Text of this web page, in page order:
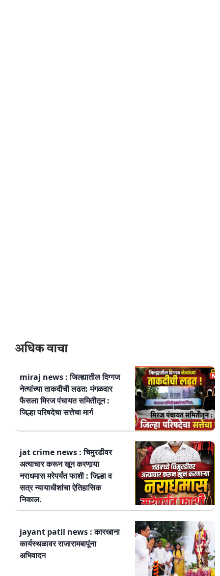
अधिक वाचा
miraj news : जिल्ह्यातील दिग्गज
नेत्यांच्या ताकदीची लढत: मंगळवार
फैसला मिरज पंचायत समितीतून :
जिल्हा परिषदेचा सत्तेचा मार्ग
jat crime news : चिमुरडीवर
अत्याचार करून खून करणार्‍या
नराधमास मरेपर्यंत फाशी : जिल्हा व
सत्र न्यायाधीशांचा ऐतिहासिक
निकाल.
jayant patil news : कारखाना
कार्यस्थळावर राजारामबापूंना
अभिवादन